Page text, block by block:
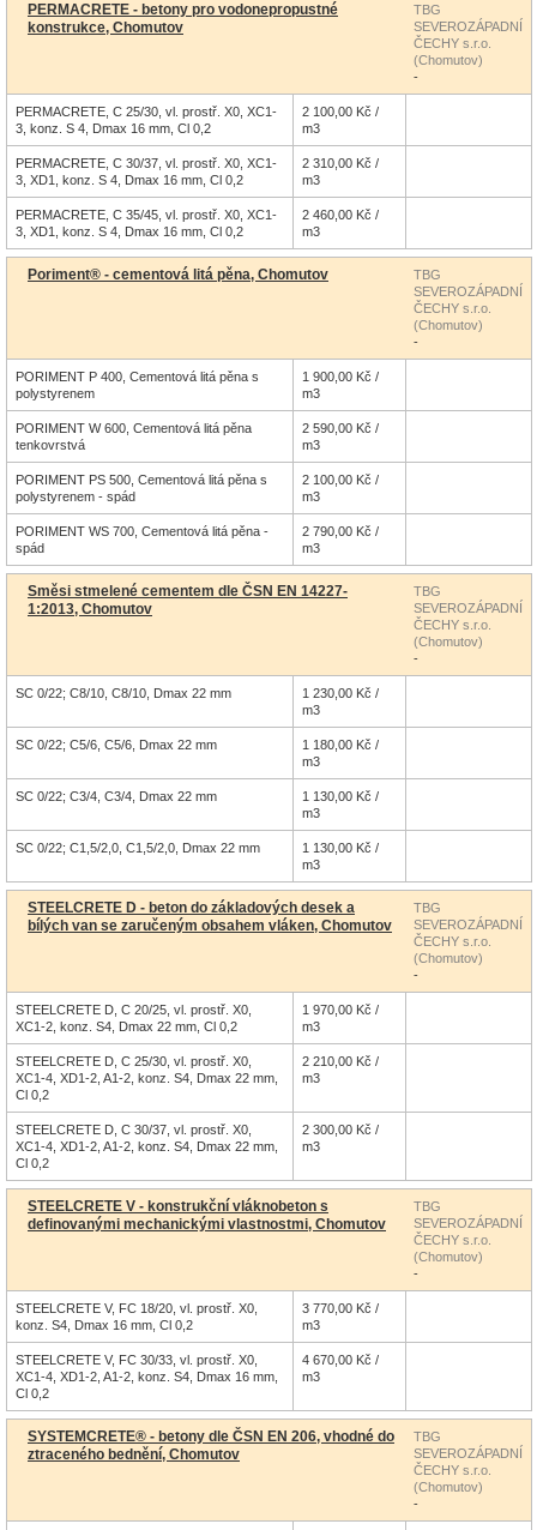
PERMACRETE - betony pro vodonepropustné
konstrukce, Chomutov
TBG
SEVEROZÁPADNÍ
ČECHY s.r.o.
(Chomutov)
-
PERMACRETE, C 25/30, vl. prostř. X0, XC1-
3, konz. S 4, Dmax 16 mm, Cl 0,2
2 100,00 Kč /
m3
PERMACRETE, C 30/37, vl. prostř. X0, XC1-
3, XD1, konz. S 4, Dmax 16 mm, Cl 0,2
2 310,00 Kč /
m3
PERMACRETE, C 35/45, vl. prostř. X0, XC1-
3, XD1, konz. S 4, Dmax 16 mm, Cl 0,2
2 460,00 Kč /
m3
Poriment® - cementová litá pěna, Chomutov
TBG
SEVEROZÁPADNÍ
ČECHY s.r.o.
(Chomutov)
-
PORIMENT P 400, Cementová litá pěna s
polystyrenem
1 900,00 Kč /
m3
PORIMENT W 600, Cementová litá pěna
tenkovrstvá
2 590,00 Kč /
m3
PORIMENT PS 500, Cementová litá pěna s
polystyrenem - spád
2 100,00 Kč /
m3
PORIMENT WS 700, Cementová litá pěna -
spád
2 790,00 Kč /
m3
Směsi stmelené cementem dle ČSN EN 14227-
1:2013, Chomutov
TBG
SEVEROZÁPADNÍ
ČECHY s.r.o.
(Chomutov)
-
SC 0/22; C8/10, C8/10, Dmax 22 mm
1 230,00 Kč /
m3
SC 0/22; C5/6, C5/6, Dmax 22 mm
1 180,00 Kč /
m3
SC 0/22; C3/4, C3/4, Dmax 22 mm
1 130,00 Kč /
m3
SC 0/22; C1,5/2,0, C1,5/2,0, Dmax 22 mm
1 130,00 Kč /
m3
STEELCRETE D - beton do základových desek a
bílých van se zaručeným obsahem vláken, Chomutov
TBG
SEVEROZÁPADNÍ
ČECHY s.r.o.
(Chomutov)
-
STEELCRETE D, C 20/25, vl. prostř. X0,
XC1-2, konz. S4, Dmax 22 mm, Cl 0,2
1 970,00 Kč /
m3
STEELCRETE D, C 25/30, vl. prostř. X0,
XC1-4, XD1-2, A1-2, konz. S4, Dmax 22 mm,
Cl 0,2
2 210,00 Kč /
m3
STEELCRETE D, C 30/37, vl. prostř. X0,
XC1-4, XD1-2, A1-2, konz. S4, Dmax 22 mm,
Cl 0,2
2 300,00 Kč /
m3
STEELCRETE V - konstrukční vláknobeton s
definovanými mechanickými vlastnostmi, Chomutov
TBG
SEVEROZÁPADNÍ
ČECHY s.r.o.
(Chomutov)
-
STEELCRETE V, FC 18/20, vl. prostř. X0,
konz. S4, Dmax 16 mm, Cl 0,2
3 770,00 Kč /
m3
STEELCRETE V, FC 30/33, vl. prostř. X0,
XC1-4, XD1-2, A1-2, konz. S4, Dmax 16 mm,
Cl 0,2
4 670,00 Kč /
m3
SYSTEMCRETE® - betony dle ČSN EN 206, vhodné do
ztraceného bednění, Chomutov
TBG
SEVEROZÁPADNÍ
ČECHY s.r.o.
(Chomutov)
-